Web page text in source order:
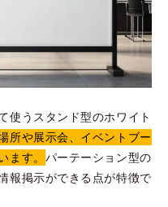
使うスタンド型のホワイト
所や展示会、イベントブー
す。 パーテーション型の
報掲示ができる点が特徴で